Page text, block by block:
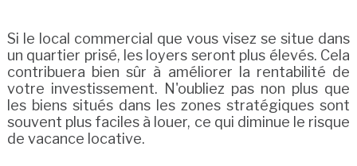
Si le local commercial que vous visez se situe dans
un quartier prisé, les loyers seront plus élevés. Cela
contribuera bien sûr à améliorer la rentabilité de
votre investissement. N'oubliez pas non plus que
les biens situés dans les zones stratégiques sont
souvent plus faciles à louer, ce qui diminue le risque
de vacance locative.